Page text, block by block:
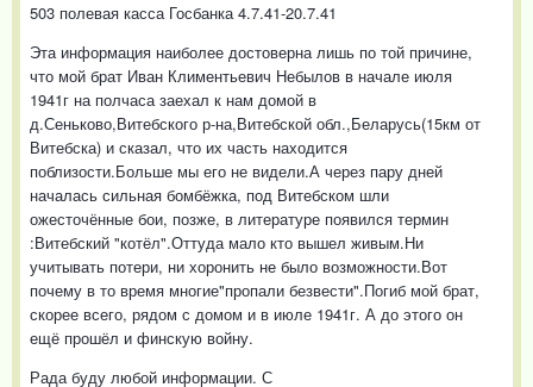
503 полевая касса Госбанка 4.7.41-20.7.41
Эта информация наиболее достоверна лишь по той причине,
что мой брат Иван Климентьевич Небылов в начале июля
1941г на полчаса заехал к нам домой в
д.Сеньково,Витебского р-на,Витебской обл.,Беларусь(15км от
Витебска) и сказал, что их часть находится
поблизости.Больше мы его не видели.А через пару дней
началась сильная бомбёжка, под Витебском шли
ожесточённые бои, позже, в литературе появился термин
:Витебский "котёл".Оттуда мало кто вышел живым.Ни
учитывать потери, ни хоронить не было возможности.Вот
почему в то время многие"пропали безвести".Погиб мой брат,
скорее всего, рядом с домом и в июле 1941г. А до этого он
ещё прошёл и финскую войну.
Рада буду любой информации. С